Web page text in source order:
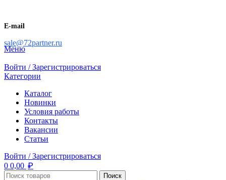
E-mail
sale@72partner.ru
Меню
Войти / Зарегистрироваться
Категории
Каталог
Новинки
Условия работы
Контакты
Вакансии
Статьи
Войти / Зарегистрироваться
0 0,00 ₽
Поиск